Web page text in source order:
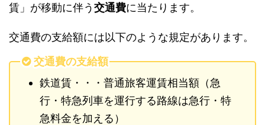
賃」が移動に伴う交通費に当たります。
交通費の支給額には以下のような規定があります。
交通費の支給額
鉄道賃・・・普通旅客運賃相当額（急
行・特急列車を運行する路線は急行・特
急料金を加える）